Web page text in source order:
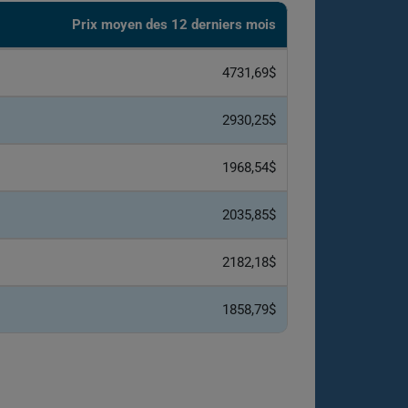
Prix ​​moyen des 12 derniers mois
4731,69$
2930,25$
1968,54$
2035,85$
2182,18$
1858,79$